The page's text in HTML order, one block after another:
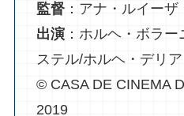
監督：アナ・ルイーザ
出演：ホルヘ・ボラー
ステル/ホルヘ・デリア
© CASA DE CINEMA
2019